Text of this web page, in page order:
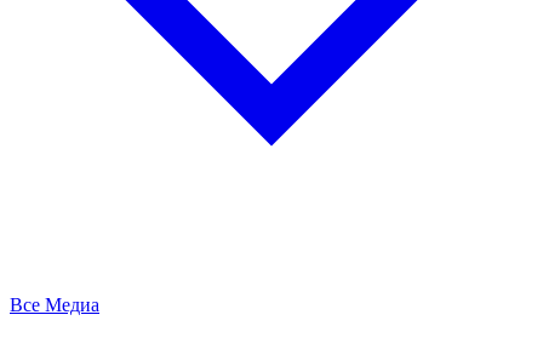
Все Медиа